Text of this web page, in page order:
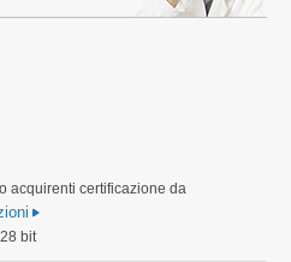
acquirenti certificazione da
bit